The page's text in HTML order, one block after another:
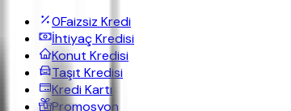
0Faizsiz Kredi
İhtiyaç Kredisi
Konut Kredisi
Taşıt Kredisi
Kredi Kartı
Promosyon